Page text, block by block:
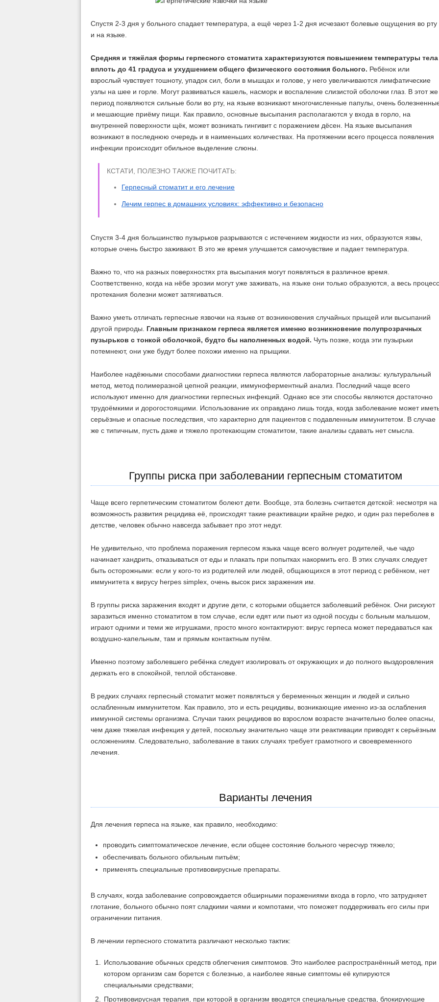
Спустя 2-3 дня у больного спадает температура, а ещё через 1-2 дня исчезают болевые ощущения во рту
и на языке.
Средняя и тяжёлая формы герпесного стоматита характеризуются повышением температуры тела
вплоть до 41 градуса и ухудшением общего физического состояния больного. Ребёнок или
взрослый чувствует тошноту, упадок сил, боли в мышцах и голове, у него увеличиваются лимфатические
узлы на шее и горле. Могут развиваться кашель, насморк и воспаление слизистой оболочки глаз. В этот же
период появляются сильные боли во рту, на языке возникают многочисленные папулы, очень
и мешающие приёму пищи. Как правило, основные высыпания располагаются у входа в горло, на
внутренней поверхности щёк, может возникать гингивит с поражением дёсен. На языке высыпания
возникают в последнюю очередь и в наименьших количествах. На протяжении всего процесса появления
инфекции происходит обильное выделение слюны.
КСТАТИ, ПОЛЕЗНО ТАКЖЕ ПОЧИТАТЬ:
Герпесный стоматит и его лечение
Лечим герпес в домашних условиях: эффективно и безопасно
Спустя 3-4 дня большинство пузырьков разрываются с истечением жидкости из них, образуются язвы,
которые очень быстро заживают. В это же время улучшается самочувствие и падает температура.
Важно то, что на разных поверхностях рта высыпания могут появляться в различное время.
Соответственно, когда на нёбе эрозии могут уже заживать, на языке они только образуются, а весь процесс
протекания болезни может затягиваться.
Важно уметь отличать герпесные язвочки на языке от возникновения случайных прыщей или высыпаний
другой природы. Главным признаком герпеса является именно возникновение полупрозрачных
пузырьков с тонкой оболочкой, будто бы наполненных водой. Чуть позже, когда эти пузырьки
потемнеют, они уже будут более похожи именно на прыщики.
Наиболее надёжными способами диагностики герпеса являются лабораторные анализы: культуральный
метод, метод полимеразной цепной реакции, иммуноферментный анализ. Последний чаще всего
используют именно для диагностики герпесных инфекций. Однако все эти способы являются достаточно
трудоёмкими и дорогостоящими. Использование их оправдано лишь тогда, когда заболевание может
серьёзные и опасные последствия, что характерно для пациентов с подавленным иммунитетом. В случае
же с типичным, пусть даже и тяжело протекающим стоматитом, такие анализы сдавать нет смысла.
Группы риска при заболевании герпесным стоматитом
Чаще всего герпетическим стоматитом болеют дети. Вообще, эта болезнь считается детской: несмотря на
возможность развития рецидива её, происходят такие реактивации крайне редко, и один раз переболев в
детстве, человек обычно навсегда забывает про этот недуг.
Не удивительно, что проблема поражения герпесом языка чаще всего волнует родителей, чье чадо
начинает хандрить, отказываться от еды и плакать при попытках накормить его. В этих случаях следует
быть осторожными: если у кого-то из родителей или людей, общающихся в этот период с ребёнком, нет
иммунитета к вирусу herpes simplex, очень высок риск заражения им.
В группы риска заражения входят и другие дети, с которыми общается заболевший ребёнок. Они рискуют
заразиться именно стоматитом в том случае, если едят или пьют из одной посуды с больным малышом,
играют одними и теми же игрушками, просто много контактируют: вирус герпеса может передаваться как
воздушно-капельным, там и прямым контактным путём.
Именно поэтому заболевшего ребёнка следует изолировать от окружающих и до полного выздоровления
держать его в спокойной, теплой обстановке.
В редких случаях герпесный стоматит может появляться у беременных женщин и людей и сильно
ослабленным иммунитетом. Как правило, это и есть рецидивы, возникающие именно из-за ослабления
иммунной системы организма. Случаи таких рецидивов во взрослом возрасте значительно более опасны,
чем даже тяжелая инфекция у детей, поскольку значительно чаще эти реактивации приводят к серьёзным
осложнениям. Следовательно, заболевание в таких случаях требует грамотного и своевременного
лечения.
Варианты лечения
Для лечения герпеса на языке, как правило, необходимо:
проводить симптоматическое лечение, если общее состояние больного чересчур тяжело;
обеспечивать больного обильным питьём;
применять специальные противовирусные препараты.
В случаях, когда заболевание сопровождается обширными поражениями входа в горло, что затрудняет
глотание, больного обычно поят сладкими чаями и компотами, что поможет поддерживать его силы при
ограничении питания.
В лечении герпесного стоматита различают несколько тактик:
Использование обычных средств облегчения симптомов. Это наиболее распространённый метод, при
котором организм сам борется с болезнью, а наиболее явные симптомы её купируются
специальными средствами;
Противовирусная терапия, при которой в организм вводятся специальные средства, блокирующие